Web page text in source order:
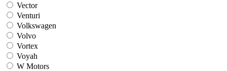
Vector
Venturi
Volkswagen
Volvo
Vortex
Voyah
W Motors